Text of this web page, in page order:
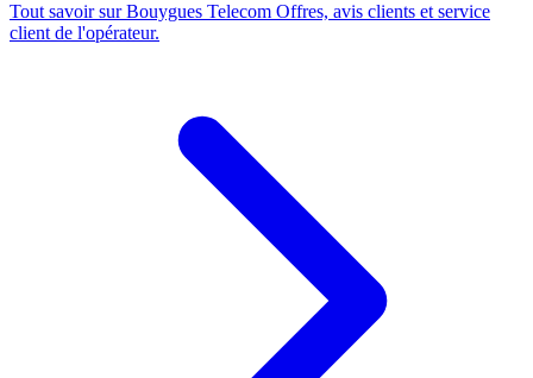
Tout savoir sur Bouygues Telecom Offres, avis clients et service
client de l'opérateur.